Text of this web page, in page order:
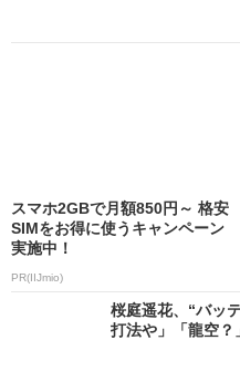
スマホ2GBで月額850円～ 格安
SIMをお得に使うキャンペーン
実施中！
PR(IIJmio)
桜庭遥花、“バッ
打法や」「龍空？